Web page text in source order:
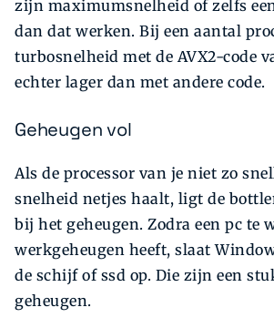
zijn maximumsnelheid of zelfs
dan dat werken. Bij een aantal
turbosnelheid met de AVX2-code
echter lager dan met andere code.
Geheugen vol
Als de processor van je niet zo
snelheid netjes haalt, ligt de
bij het geheugen. Zodra een pc te
werkgeheugen heeft, slaat
de schijf of ssd op. Die zijn een
geheugen.